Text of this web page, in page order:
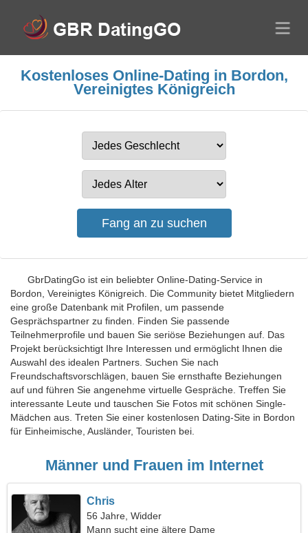
Kostenloses Online-Dating in Bordon,
Vereinigtes Königreich
GbrDatingGo ist ein beliebter Online-Dating-Service in
Bordon, Vereinigtes Königreich. Die Community bietet Mitgliedern
eine große Datenbank mit Profilen, um passende
Gesprächspartner zu finden. Finden Sie passende
Teilnehmerprofile und bauen Sie seriöse Beziehungen auf. Das
Projekt berücksichtigt Ihre Interessen und ermöglicht Ihnen die
Auswahl des idealen Partners. Suchen Sie nach
Freundschaftsvorschlägen, bauen Sie ernsthafte Beziehungen
auf und führen Sie angenehme virtuelle Gespräche. Treffen Sie
interessante Leute und tauschen Sie Fotos mit schönen Single-
Mädchen aus. Treten Sie einer kostenlosen Dating-Site in Bordon
für Einheimische, Ausländer, Touristen bei.
Männer und Frauen im Internet
Chris
56 Jahre, Widder
Mann sucht eine ältere Dame